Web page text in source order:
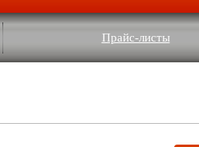
Прайс-листы